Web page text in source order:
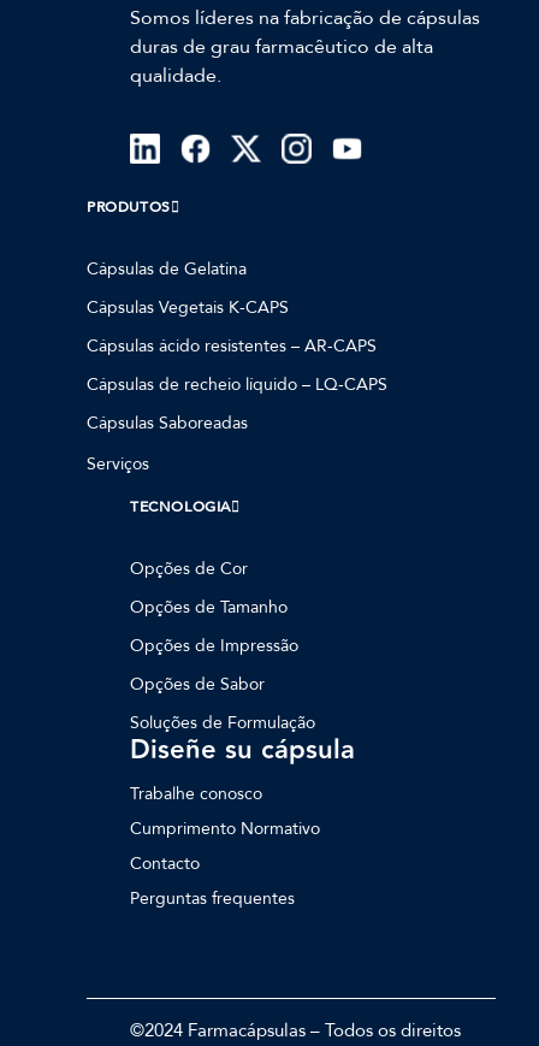
Somos líderes na fabricação de cápsulas
duras de grau farmacêutico de alta
qualidade.
PRODUTOS
Cápsulas de Gelatina
Cápsulas Vegetais K-CAPS
Cápsulas ácido resistentes – AR-CAPS
Cápsulas de recheio líquido – LQ-CAPS
Cápsulas Saboreadas
Serviços
TECNOLOGIA
Opções de Cor
Opções de Tamanho
Opções de Impressão
Opções de Sabor
Soluções de Formulação
Diseñe su cápsula
Trabalhe conosco
Cumprimento Normativo
Contacto
Perguntas frequentes
©2024 Farmacápsulas – Todos os direitos